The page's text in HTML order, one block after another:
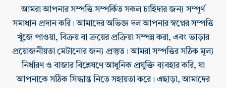
আমরা আপনার সম্পত্তি সম্পর্কিত সকল চাহিদার জন্য সম্পূর্ণ
সমাধান প্রদান করি। আমাদের অভিজ্ঞ দল আপনার স্বপ্নের সম্পত্তি
খুঁজে পাওয়া, বিক্রয় বা ক্রয়ের প্রক্রিয়া সম্পন্ন করা, এবং ভাড়ার
প্রয়োজনীয়তা মেটানোর জন্য প্রস্তুত। আমরা সম্পত্তির সঠিক মূল্য
নির্ধারণ ও বাজার বিশ্লেষণে আধুনিক প্রযুক্তি ব্যবহার করি, যা
আপনাকে সঠিক সিদ্ধান্ত নিতে সহায়তা করে। এছাড়া, আমাদের